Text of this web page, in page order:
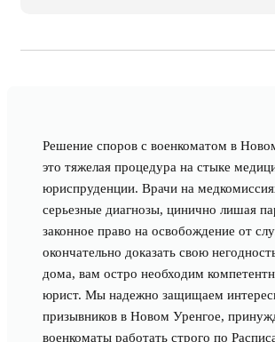
Решение споров с военкоматом в
это тяжелая процедура на стыке
юриспруденции. Врачи на
серьезные диагнозы, цинично лишая
законное право на освобождение от
окончательно доказать свою
дома, вам остро необходим
юрист. Мы надежно защищаем
призывников в Новом Уренгое,
военкоматы работать строго по